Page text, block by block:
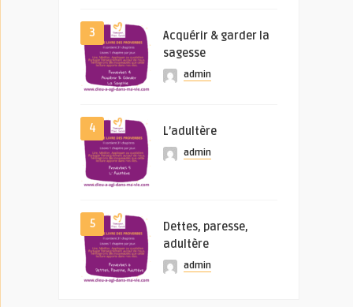
3
Acquérir & garder la
sagesse
admin
4 L’adultère
admin
5
Dettes, paresse,
adultère
admin